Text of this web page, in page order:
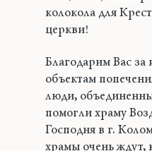
колокола для
церкви!
Благодарим Вас
объектам
люди,
помогли храму
Господня в г.
храмы очень ждут,